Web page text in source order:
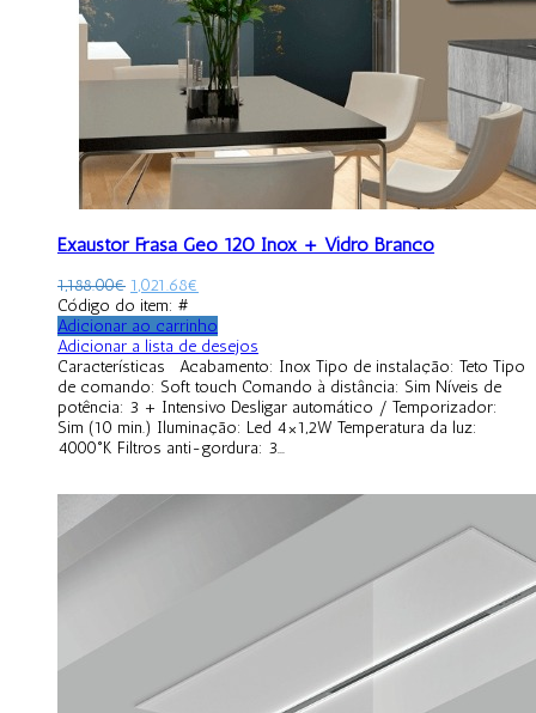
Exaustor Frasa Geo 120 Inox + Vidro Branco
1,188.00€ 1,021.68€
Código do item: #
Adicionar ao carrinho
Adicionar a lista de desejos
Características Acabamento: Inox Tipo de instalação: Teto Tipo
de comando: Soft touch Comando à distância: Sim Níveis de
potência: 3 + Intensivo Desligar automático / Temporizador:
Sim (10 min.) Iluminação: Led 4×1,2W Temperatura da luz:
4000°K Filtros anti-gordura: 3...